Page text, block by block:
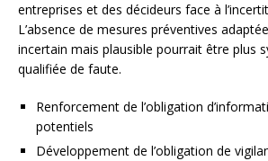
entreprises et des décideurs face à
L’absence de mesures préventives
incertain mais plausible pourrait être plus
qualifiée de faute.
Renforcement de l’obligation
potentiels
Développement de l’obligation de